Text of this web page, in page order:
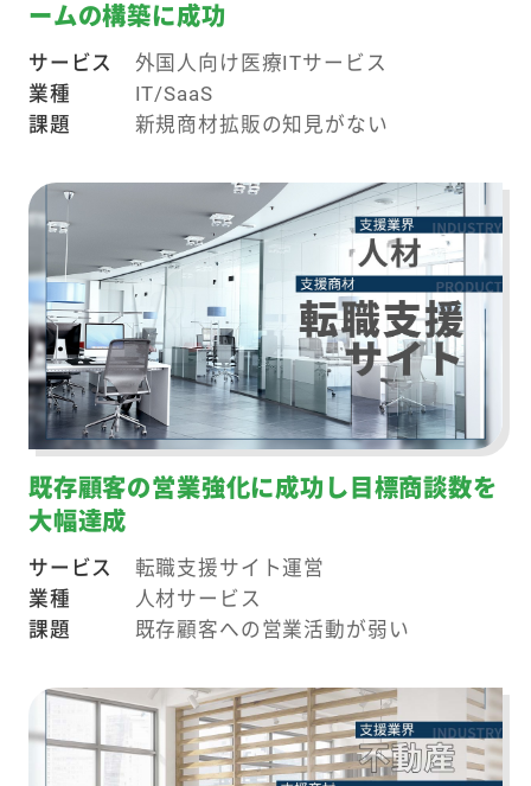
ームの構築に成功
サービス
外国人向け医療ITサービス
業種
IT/SaaS
課題
新規商材拡販の知見がない
既存顧客の営業強化に成功し目標商談数を
大幅達成
サービス
転職支援サイト運営
業種
人材サービス
課題
既存顧客への営業活動が弱い